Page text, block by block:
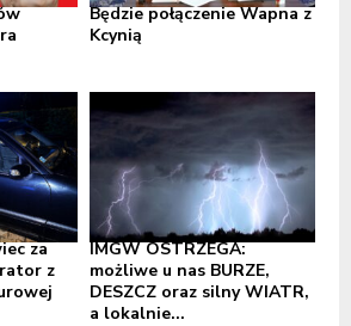
Będzie połączenie Wapna z
Kcynią
za
z
IMGW OSTRZEGA:
możliwe u nas BURZE,
DESZCZ oraz silny WIATR,
a lokalnie...